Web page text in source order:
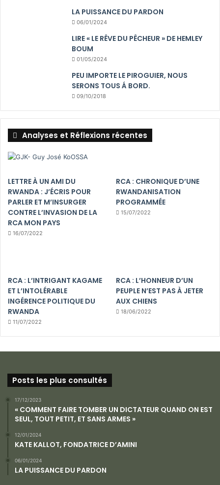
LA PUISSANCE DU PARDON
06/01/2024
LIRE « LE RÊVE DU PÊCHEUR » DE HEMLEY
BOUM
01/05/2024
PEU IMPORTE LE PIROGUIER, NOUS
SERONS TOUS Á BORD.
09/10/2018
Analyses et Réflexions récentes
LETTRE À UN AMI DU
RWANDA : J’ÉCRIS POUR
PARLER ET M’INSURGER
CONTRE L’INVASION DE LA
RCA MON PAYS
16/07/2022
RCA : CHRONIQUE D’UNE
RWANDANISATION
PROGRAMMÉE
15/07/2022
RCA : L’INTRIGANT KAGAME
ET L’INTOLÉRABLE
INGÉRENCE POLITIQUE DU
RWANDA
11/07/2022
RCA : L’HONNEUR D’UN
PEUPLE N’EST PAS À JETER
AUX CHIENS
18/06/2022
Posts les plus consultés
17/12/2023
« COMMENT FAIRE TOMBER UN DICTATEUR QUAND ON EST
SEUL, TOUT PETIT, ET SANS ARMES »
12/01/2024
KATE KALLOT, FONDATRICE D’AMINI
06/01/2024
LA PUISSANCE DU PARDON